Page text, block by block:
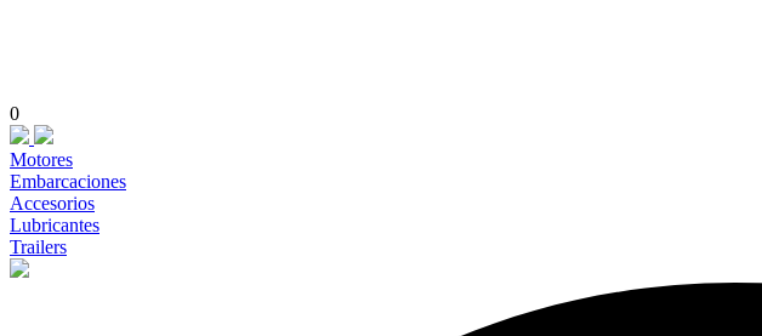
0
Motores
Embarcaciones
Accesorios
Lubricantes
Trailers